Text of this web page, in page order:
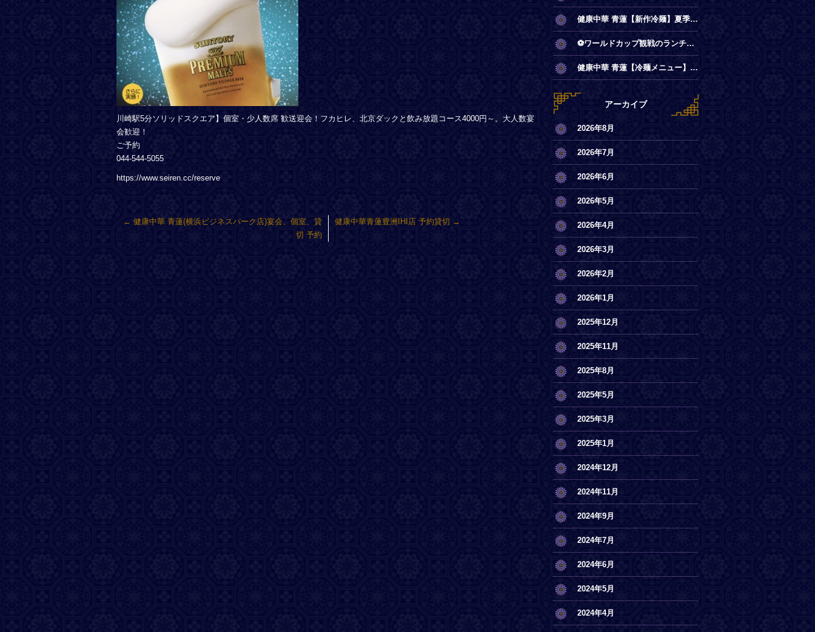
川崎駅5分ソリッドスクエア】個室・少人数席 歓送迎会！フカヒレ、北京ダックと飲み放題コース4000円～。大人数宴
会歓迎！
ご予約
044-544-5055
https://www.seiren.cc/reserve
← 健康中華 青蓮(横浜ビジネスパーク店)宴会、個室、貸
切 予約
健康中華青蓮豊洲IHI店 予約貸切 →
健康中華 青蓮【新作冷麺】夏季限定◎冷やし麻辣麺
⚽ワールドカップ観戦のランチは青蓮で！
健康中華 青蓮【冷麺メニュー】一部店舗にてスタート
アーカイブ
2026年8月
2026年7月
2026年6月
2026年5月
2026年4月
2026年3月
2026年2月
2026年1月
2025年12月
2025年11月
2025年8月
2025年5月
2025年3月
2025年1月
2024年12月
2024年11月
2024年9月
2024年7月
2024年6月
2024年5月
2024年4月